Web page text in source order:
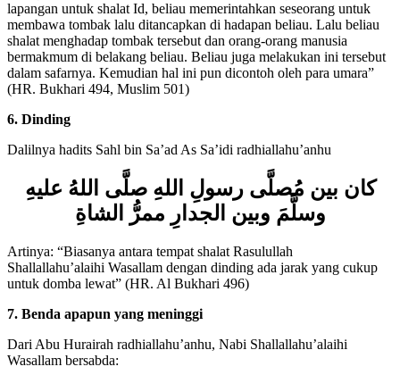
Artinya: “Rasulullah Shallallahu’alaihi Wasallam jika keluar ke
lapangan untuk shalat Id, beliau memerintahkan seseorang untuk
membawa tombak lalu ditancapkan di hadapan beliau. Lalu beliau
shalat menghadap tombak tersebut dan orang-orang manusia
bermakmum di belakang beliau. Beliau juga melakukan ini tersebut
dalam safarnya. Kemudian hal ini pun dicontoh oleh para umara”
Dalilnya hadits Sahl bin Sa’ad As Sa’idi radhiallahu’anhu
كان بين مُصلَّى رسولِ اللهِ صلَّى اللهُ عليهِ
وسلَّمَ وبين الجدارِ ممرُّ الشاةِ
Artinya: “Biasanya antara tempat shalat Rasulullah
Shallallahu’alaihi Wasallam dengan dinding ada jarak yang cukup
Dari Abu Hurairah radhiallahu’anhu, Nabi Shallallahu’alaihi